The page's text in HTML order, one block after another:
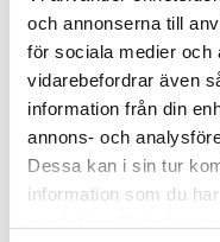
och annonserna till
för sociala medier och
vidarebefordrar även
information från din
annons- och
Dessa kan i sin tur
information som du
Kontakta oss
Välkommen
komma förbi.
Läs mer